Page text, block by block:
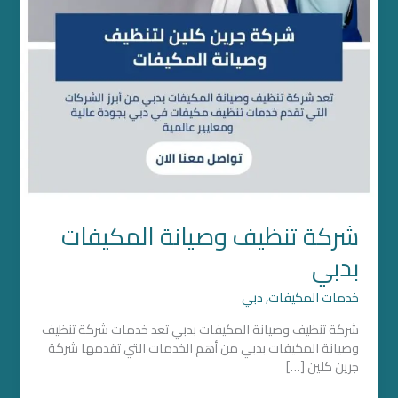
شركة تنظيف وصيانة المكيفات
بدبي
خدمات المكيفات,دبي
شركة تنظيف وصيانة المكيفات بدبي تعد خدمات شركة تنظيف
وصيانة المكيفات بدبي من أهم الخدمات التي تقدمها شركة
جرين كلين […]